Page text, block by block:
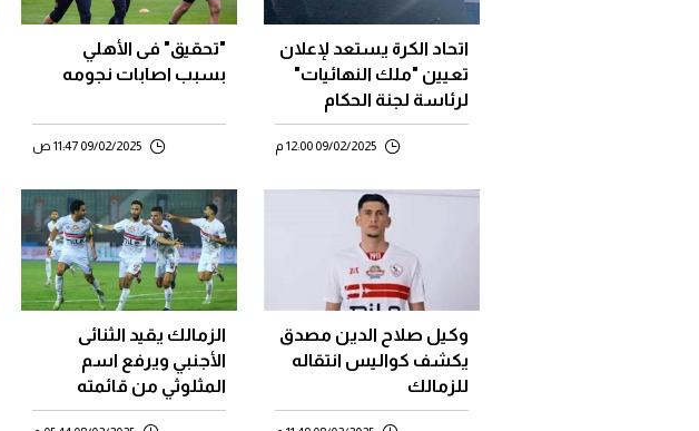
اتحاد الكرة يستعد لإعلان
تعيين "ملك النهائيات"
لرئاسة لجنة الحكام
09/02/2025 12:00 م
"تحقيق" فى الأهلي
بسبب اصابات نجومه
09/02/2025 11:47 ص
وكيل صلاح الدين مصدق
يكشف كواليس انتقاله
للزمالك
الزمالك يقيد الثنائى
الأجنبي ويرفع اسم
المثلوثي من قائمته